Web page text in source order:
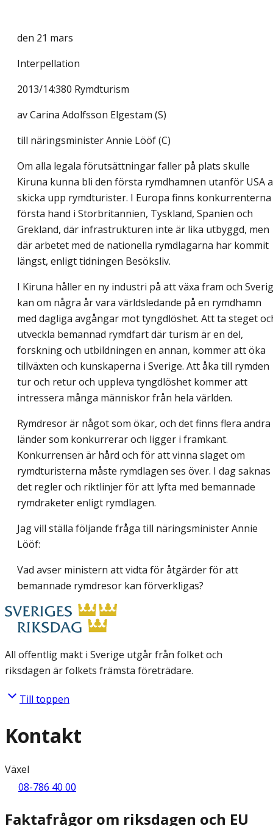
den 21 mars
Interpellation
2013/14:380 Rymdturism
avCarina Adolfsson Elgestam (S)
till näringsminister Annie Lööf (C)
Om alla legala förutsättningar faller på plats skulle
Kiruna kunna bli den första rymdhamnen utanför USA
skicka upp rymdturister. I Europa finns konkurrenterna
första hand i Storbritannien, Tyskland, Spanien och
Grekland, där infrastrukturen inte är lika utbyggd, men
där arbetet med de nationella rymdlagarna har kommit
längst, enligt tidningen Besöksliv.
I Kiruna håller en ny industri på att växa fram och
kan om några år vara världsledande på en rymdhamn
med dagliga avgångar mot tyngdlöshet. Att ta steget
utveckla bemannad rymdfart där turism är en del,
forskning och utbildningen en annan, kommer att öka
tillväxten och kunskaperna i Sverige. Att åka till rymden
tur och retur och uppleva tyngdlöshet kommer att
intressera många människor från hela världen.
Rymdresor är något som ökar, och det finns flera andra
länder som konkurrerar och ligger i framkant.
Konkurrensen är hård och för att vinna slaget om
rymdturisterna måste rymdlagen ses över. I dag saknas
det regler och riktlinjer för att lyfta med bemannade
rymdraketer enligt rymdlagen.
Jag vill ställa följande fråga till näringsminister Annie
Lööf:
Vad avser ministern attvidta för åtgärder för att
bemannade rymdresor kan förverkligas?
All offentlig makt i Sverige utgår från folket och
riksdagen är folkets främsta företrädare.
Till toppen
Kontakt
Växel
08-786 40 00
Faktafrågor om riksdagen och EU